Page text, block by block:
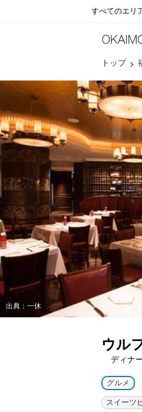
すべてのエリ
トップ
出典：一休
ウル
ディナ
グルメ
スイーツ